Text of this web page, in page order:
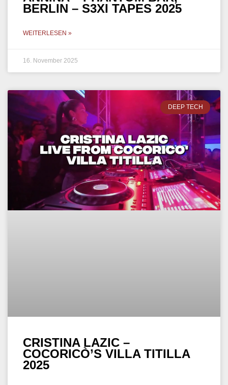
BERLIN – S3XI TAPES 2025
WEITERLESEN »
16. November 2025
DEEP TECH
CRISTINA LAZIC –
COCORICÒ’S VILLA TITILLA
2025